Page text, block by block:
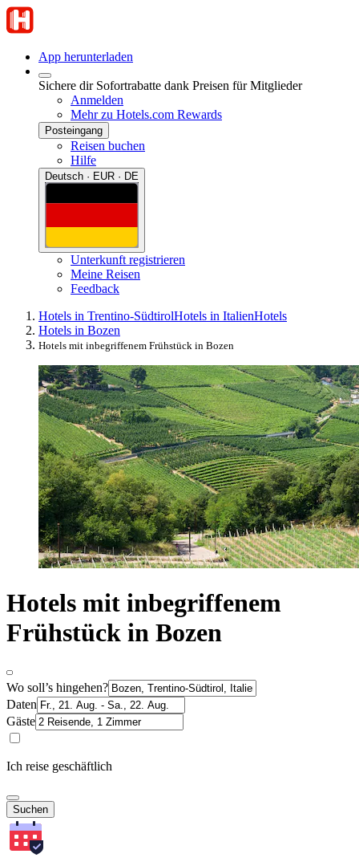
App herunterladen
Sichere dir Sofortrabatte dank Preisen für Mitglieder
Anmelden
Mehr zu Hotels.com Rewards
Posteingang
Reisen buchen
Hilfe
Deutsch · EUR · DE
Unterkunft registrieren
Meine Reisen
Feedback
Hotels in Trentino-SüdtirolHotels in ItalienHotels
Hotels in Bozen
Hotels mit inbegriffenem Frühstück in Bozen
Hotels mit inbegriffenem
Frühstück in Bozen
Wo soll’s hingehen?
Daten
Gäste
Ich reise geschäftlich
Suchen